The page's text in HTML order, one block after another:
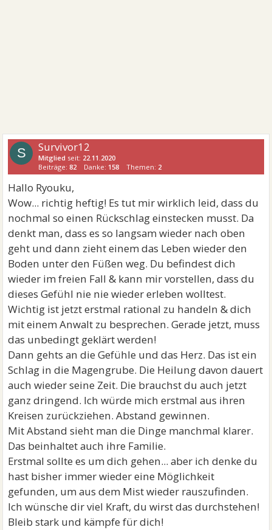
S Survivor12
Mitglied seit: 22.11.2020
Beiträge:82 Danke: 158 Themen: 2
Hallo Ryouku,
Wow... richtig heftig! Es tut mir wirklich leid, dass du
nochmal so einen Rückschlag einstecken musst. Da
denkt man, dass es so langsam wieder nach oben
geht und dann zieht einem das Leben wieder den
Boden unter den Füßen weg. Du befindest dich
wieder im freien Fall & kann mir vorstellen, dass du
dieses Gefühl nie nie wieder erleben wolltest.
Wichtig ist jetzt erstmal rational zu handeln & dich
mit einem Anwalt zu besprechen. Gerade jetzt, muss
das unbedingt geklärt werden!
Dann gehts an die Gefühle und das Herz. Das ist ein
Schlag in die Magengrube. Die Heilung davon dauert
auch wieder seine Zeit. Die brauchst du auch jetzt
ganz dringend. Ich würde mich erstmal aus ihren
Kreisen zurückziehen. Abstand gewinnen.
Mit Abstand sieht man die Dinge manchmal klarer.
Das beinhaltet auch ihre Familie.
Erstmal sollte es um dich gehen... aber ich denke du
hast bisher immer wieder eine Möglichkeit
gefunden, um aus dem Mist wieder rauszufinden.
Ich wünsche dir viel Kraft, du wirst das durchstehen!
Bleib stark und kämpfe für dich!